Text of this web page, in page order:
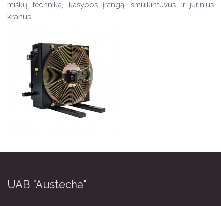
miškų techniką, kasybos įrangą, smulkintuvus ir jūrinius
kranus.
UAB "Austecha"